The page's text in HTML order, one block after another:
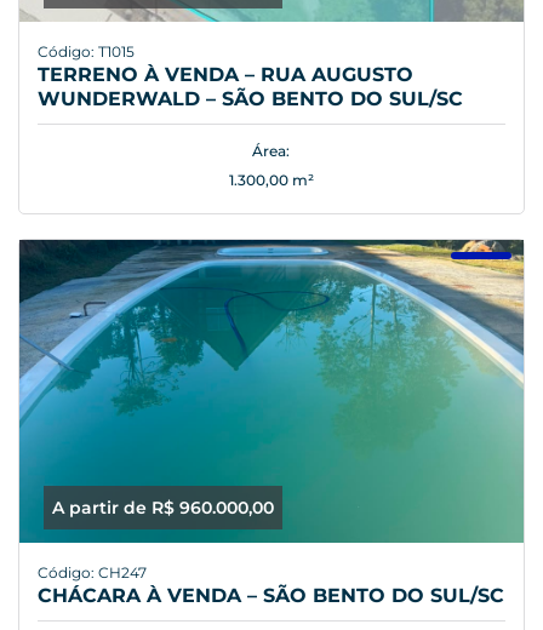
Código: T1015
TERRENO À VENDA – RUA AUGUSTO
WUNDERWALD – SÃO BENTO DO SUL/SC
Área:
1.300,00 m²
A partir de R$ 960.000,00
Código: CH247
CHÁCARA À VENDA – SÃO BENTO DO SUL/SC